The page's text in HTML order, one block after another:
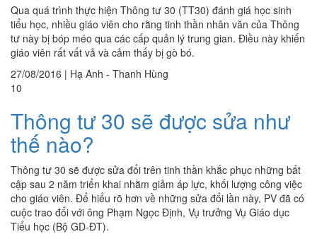
Qua quá trình thực hiện Thông tư 30 (TT30) đánh giá học sinh
tiểu học, nhiều giáo viên cho rằng tinh thần nhân văn của Thông
tư này bị bóp méo qua các cấp quản lý trung gian. Điều này khiến
giáo viên rất vất vả và cảm thấy bị gò bó.
27/08/2016 | Hạ Anh - Thanh Hùng
10
Thông tư 30 sẽ được sửa như
thế nào?
Thông tư 30 sẽ được sửa đổi trên tinh thần khắc phục những bất
cập sau 2 năm triển khai nhằm giảm áp lực, khối lượng công việc
cho giáo viên. Để hiểu rõ hơn về những sửa đổi lần này, PV đã có
cuộc trao đổi với ông Phạm Ngọc Định, Vụ trưởng Vụ Giáo dục
Tiểu học (Bộ GD-ĐT).